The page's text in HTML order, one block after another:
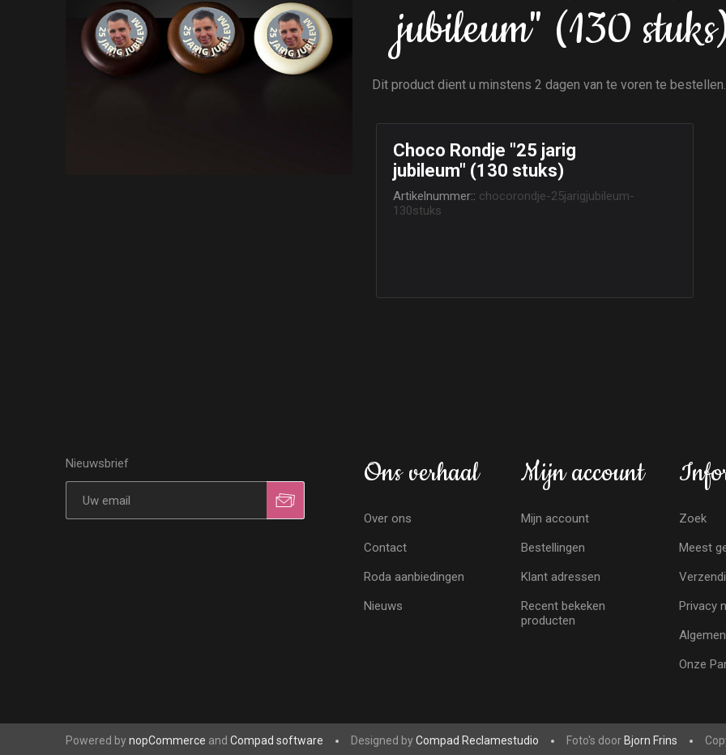
jubileum" (130
Dit product dient u minstens 2 dagen van te voren te bestellen.
Choco Rondje "25 jarig
jubileum" (130 stuks)
Artikelnummer:: chocorondje-25jarigjubileum-
130stuks
Nieuwsbrief Ons verhaal
Over ons
Contact
Roda aanbiedingen
Nieuws
Mijn account
Mijn account
Bestellingen
Klant adressen
Recent bekeken
producten
Zoek
Meest
Privacy
Onze
Powered bynopCommerce and Compad software Designed byCompad Reclamestudio Foto's door Bjorn Frins